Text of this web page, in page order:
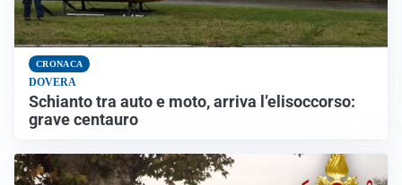
CRONACA
DOVERA
Schianto tra auto e moto, arriva l’elisoccorso:
grave centauro